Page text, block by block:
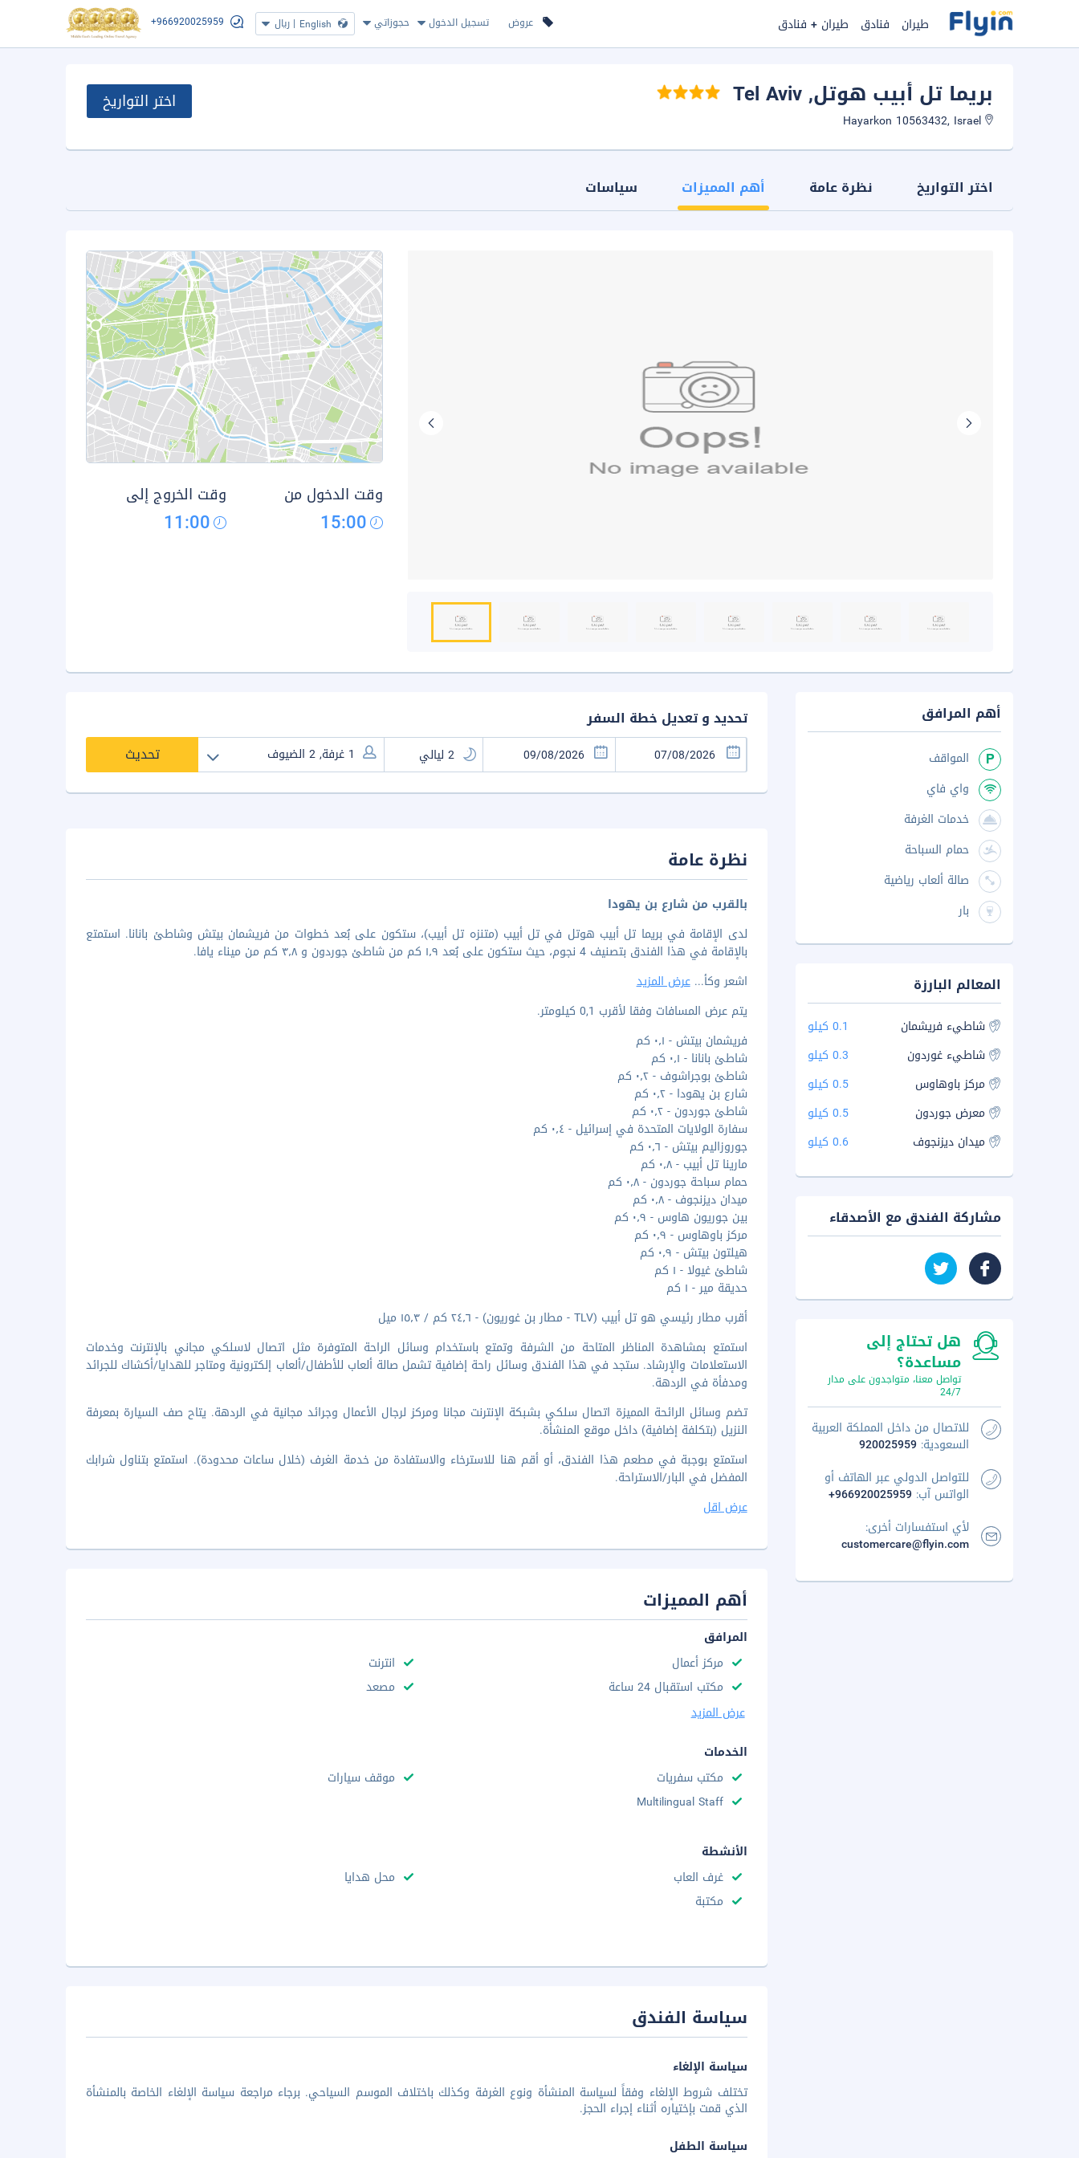
عروض تسجيل الدخول حجوزاتي English
| ريال +966920025959 طيران فنادق طيران + فنادق
بريما تل أبيب هوتل, Tel Aviv اختر التواريخ
اختر التواريخ نظرة عامة أهم المميزات سياسات
وقت الدخول من
15:00
وقت الخروج إلى
11:00
تحديد و تعديل خطة السفر
تحديث
نظرة عامة
بالقرب من شارع بن يهودا
لدى الإقامة في بريما تل أبيب هوتل في تل أبيب (متنزه تل أبيب)، ستكون على بُعد خطوات من فريشمان بيتش وشاطئ بانانا. استمتع
بالإقامة في هذا الفندق بتصنيف 4 نجوم، حيث ستكون على بُعد ١٫٩ كم من شاطئ جوردون و ٣٫٨ كم من ميناء يافا.
اشعر وكأ...عرض المزيد
يتم عرض المسافات وفقا لأقرب 0,1 كيلومتر.
فريشمان بيتش - ٠٫١ كم
شاطئ بانانا - ٠٫١ كم
شاطئ بوجراشوف - ٠٫٢ كم
شارع بن يهودا - ٠٫٢ كم
شاطئ جوردون - ٠٫٢ كم
سفارة الولايات المتحدة في إسرائيل - ٠٫٤ كم
جوروزاليم بيتش - ٠٫٦ كم
مارينا تل أبيب - ٠٫٨ كم
حمام سباحة جوردون - ٠٫٨ كم
ميدان ديزنجوف - ٠٫٨ كم
بين جوريون هاوس - ٠٫٩ كم
مركز باوهاوس - ٠٫٩ كم
هيلتون بيتش - ٠٫٩ كم
شاطئ غيولا - ١ كم
حديقة مير - ١ كم
أقرب مطار رئيسي هو تل أبيب (TLV - مطار بن غوريون) - ٢٤٫٦ كم / ١٥٫٣ ميل
استمتع بمشاهدة المناظر المتاحة من الشرفة وتمتع باستخدام وسائل الراحة المتوفرة مثل اتصال لاسلكي مجاني بالإنترنت وخدمات
الاستعلامات والإرشاد. ستجد في هذا الفندق وسائل راحة إضافية تشمل صالة ألعاب للأطفال/ألعاب إلكترونية ومتاجر للهدايا/أكشاك للجرائد
ومدفأة في الردهة.
تضم وسائل الرائحة المميزة اتصال سلكي بشبكة الإنترنت مجانا ومركز لرجال الأعمال وجرائد مجانية في الردهة. يتاح صف السيارة بمعرفة
النزيل (بتكلفة إضافية) داخل موقع المنشأة.
استمتع بوجبة في مطعم هذا الفندق، أو أقم هنا للاسترخاء والاستفادة من خدمة الغرف (خلال ساعات محدودة). استمتع بتناول شرابك
المفضل في البار/الاستراحة.
عرض اقل
أهم المميزات
المرافق
مركز أعمال
انترنت
مكتب استقبال 24 ساعة
مصعد
عرض المزيد
الخدمات
مكتب سفريات
موقف سيارات
Multilingual Staff
الأنشطة
غرف العاب
محل هدايا
مكتبة
سياسة الفندق
سياسة الإلغاء
تختلف شروط الإلغاء وفقاً لسياسة المنشأة ونوع الغرفة وكذلك باختلاف الموسم السياحي. برجاء مراجعة سياسة الإلغاء الخاصة بالمنشأة
الذي قمت بإختياره أثناء إجراء الحجز.
سياسة الطفل
أهم المرافق
المواقف
واي فاي
خدمات الغرفة
حمام السباحة
صالة ألعاب رياضية
بار
المعالم البارزة
شاطيء فريشمان
0.1 كيلو
شاطيء غوردون
0.3 كيلو
مركز باوهاوس
0.5 كيلو
معرض جوردون
0.5 كيلو
ميدان ديزنجوف
0.6 كيلو
مشاركة الفندق مع الأصدقاء
هل تحتاج إلى
مساعدة؟
تواصل معنا، متواجدون على مدار
24/7
للاتصال من داخل المملكة العربية
السعودية: 920025959
للتواصل الدولي عبر الهاتف أو
الواتس آب: +966920025959
لأي استفسارات أخرى:
customercare@flyin.com